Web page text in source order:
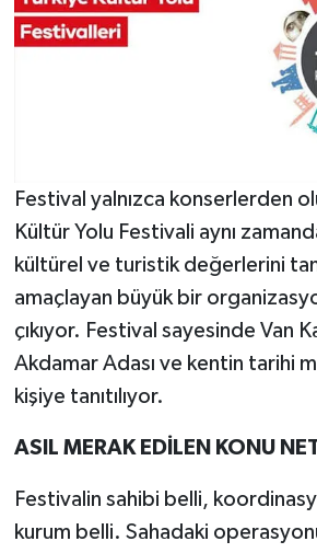
Festival yalnızca konserlerden
Kültür Yolu Festivali aynı
kültürel ve turistik değerlerini
amaçlayan büyük bir
çıkıyor. Festival sayesinde Van
Akdamar Adası ve kentin tarihi
kişiye tanıtılıyor.
ASIL MERAK EDİLEN KONU
Festivalin sahibi belli,
kurum belli. Sahadaki